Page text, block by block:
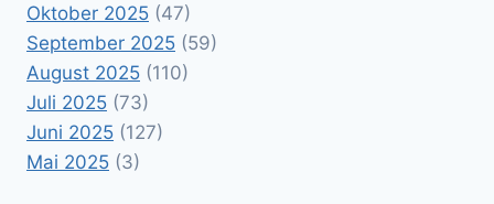
Oktober 2025 (47)
September 2025 (59)
August 2025 (110)
Juli 2025 (73)
Juni 2025 (127)
Mai 2025 (3)